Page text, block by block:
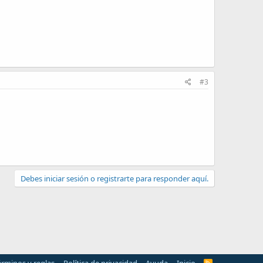
#3
Debes iniciar sesión o registrarte para responder aquí.